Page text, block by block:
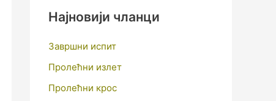
Најновији чланци
Завршни испит
Пролећни излет
Пролећни крос